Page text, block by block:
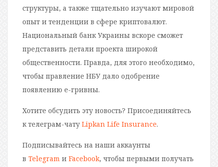
структуры, а также тщательно изучают мировой
опыт и тенденции в сфере криптовалют.
Национальный банк Украины вскоре сможет
представить детали проекта широкой
общественности. Правда, для этого необходимо,
чтобы правление НБУ дало одобрение
появлению е-гривны.
Хотите обсудить эту новость? Присоединяйтесь
к телеграм-чату Lipkan Life Insurance.
Подписывайтесь на наши аккаунты
в Telegram и Facebook, чтобы первыми получать